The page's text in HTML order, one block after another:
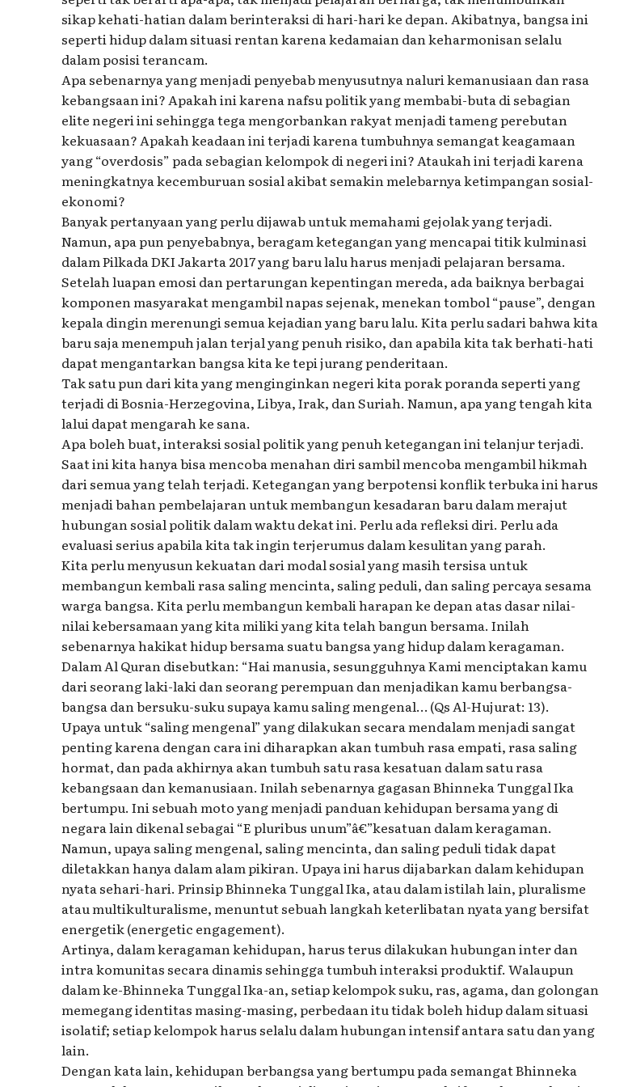
sikap kehati-hatian dalam berinteraksi di hari-hari ke depan. Akibatnya, bangsa ini
seperti hidup dalam situasi rentan karena kedamaian dan keharmonisan selalu
dalam posisi terancam.
Apa sebenarnya yang menjadi penyebab menyusutnya naluri kemanusiaan dan rasa
kebangsaan ini? Apakah ini karena nafsu politik yang membabi-buta di sebagian
elite negeri ini sehingga tega mengorbankan rakyat menjadi tameng perebutan
kekuasaan? Apakah keadaan ini terjadi karena tumbuhnya semangat keagamaan
yang “overdosis” pada sebagian kelompok di negeri ini? Ataukah ini terjadi karena
meningkatnya kecemburuan sosial akibat semakin melebarnya ketimpangan sosial-
ekonomi?
Banyak pertanyaan yang perlu dijawab untuk memahami gejolak yang terjadi.
Namun, apa pun penyebabnya, beragam ketegangan yang mencapai titik kulminasi
dalam Pilkada DKI Jakarta 2017 yang baru lalu harus menjadi pelajaran bersama.
Setelah luapan emosi dan pertarungan kepentingan mereda, ada baiknya berbagai
komponen masyarakat mengambil napas sejenak, menekan tombol “pause”, dengan
kepala dingin merenungi semua kejadian yang baru lalu. Kita perlu sadari bahwa kita
baru saja menempuh jalan terjal yang penuh risiko, dan apabila kita tak berhati-hati
dapat mengantarkan bangsa kita ke tepi jurang penderitaan.
Tak satu pun dari kita yang menginginkan negeri kita porak poranda seperti yang
terjadi di Bosnia-Herzegovina, Libya, Irak, dan Suriah. Namun, apa yang tengah kita
lalui dapat mengarah ke sana.
Apa boleh buat, interaksi sosial politik yang penuh ketegangan ini telanjur terjadi.
Saat ini kita hanya bisa mencoba menahan diri sambil mencoba mengambil hikmah
dari semua yang telah terjadi. Ketegangan yang berpotensi konflik terbuka ini harus
menjadi bahan pembelajaran untuk membangun kesadaran baru dalam merajut
hubungan sosial politik dalam waktu dekat ini. Perlu ada refleksi diri. Perlu ada
evaluasi serius apabila kita tak ingin terjerumus dalam kesulitan yang parah.
Kita perlu menyusun kekuatan dari modal sosial yang masih tersisa untuk
membangun kembali rasa saling mencinta, saling peduli, dan saling percaya sesama
warga bangsa. Kita perlu membangun kembali harapan ke depan atas dasar nilai-
nilai kebersamaan yang kita miliki yang kita telah bangun bersama. Inilah
sebenarnya hakikat hidup bersama suatu bangsa yang hidup dalam keragaman.
Dalam Al Quran disebutkan: “Hai manusia, sesungguhnya Kami menciptakan kamu
dari seorang laki-laki dan seorang perempuan dan menjadikan kamu berbangsa-
bangsa dan bersuku-suku supaya kamu saling mengenal… (Qs Al-Hujurat: 13).
Upaya untuk “saling mengenal” yang dilakukan secara mendalam menjadi sangat
penting karena dengan cara ini diharapkan akan tumbuh rasa empati, rasa saling
hormat, dan pada akhirnya akan tumbuh satu rasa kesatuan dalam satu rasa
kebangsaan dan kemanusiaan. Inilah sebenarnya gagasan Bhinneka Tunggal Ika
bertumpu. Ini sebuah moto yang menjadi panduan kehidupan bersama yang di
negara lain dikenal sebagai “E pluribus unum”â€”kesatuan dalam keragaman.
Namun, upaya saling mengenal, saling mencinta, dan saling peduli tidak dapat
diletakkan hanya dalam alam pikiran. Upaya ini harus dijabarkan dalam kehidupan
nyata sehari-hari. Prinsip Bhinneka Tunggal Ika, atau dalam istilah lain, pluralisme
atau multikulturalisme, menuntut sebuah langkah keterlibatan nyata yang bersifat
energetik (energetic engagement).
Artinya, dalam keragaman kehidupan, harus terus dilakukan hubungan inter dan
intra komunitas secara dinamis sehingga tumbuh interaksi produktif. Walaupun
dalam ke-Bhinneka Tunggal Ika-an, setiap kelompok suku, ras, agama, dan golongan
memegang identitas masing-masing, perbedaan itu tidak boleh hidup dalam situasi
isolatif; setiap kelompok harus selalu dalam hubungan intensif antara satu dan yang
lain.
Dengan kata lain, kehidupan berbangsa yang bertumpu pada semangat Bhinneka